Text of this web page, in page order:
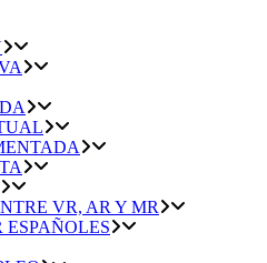
VR, AR Y MR
ESPAÑOLES